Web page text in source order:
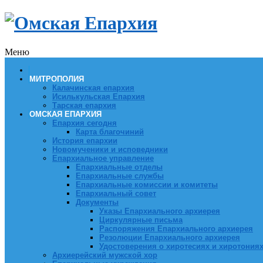
Меню
МИТРОПОЛИЯ
Калачинская епархия
Исилькульская Епархия
Тарская епархия
ОМСКАЯ ЕПАРХИЯ
Епархия сегодня
Карта благочиний
История епархии
Новомученики и исповедники
Епархиальное управление
Епархиальные отделы
Епархиальные службы
Епархиальные комиссии и комитеты
Епархиальный совет
Документы
Указы Епархиального архиерея
Циркулярные письма
Распоряжения Епархиального архиерея
Резолюции Епархиального архиерея
Удостоверения о хиротесиях и хиротониях
Архиерейский мужской хор